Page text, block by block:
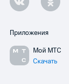
Приложения
Мой МТС
Скачать